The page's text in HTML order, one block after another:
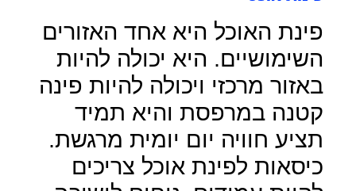
פינת האוכל היא אחד האזורים
השימושיים. היא יכולה להיות
באזור מרכזי ויכולה להיות פינה
קטנה במרפסת והיא תמיד
תציע חוויה יום יומית מרגשת.
כיסאות לפינת אוכל צריכים